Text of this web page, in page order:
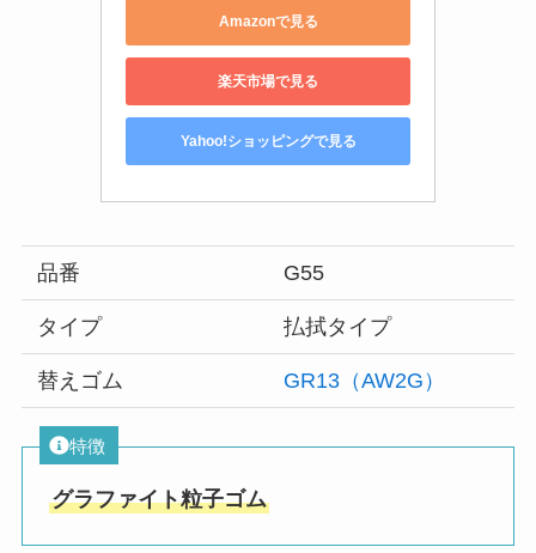
Amazonで見る
楽天市場で見る
Yahoo!ショッピングで見る
品番 G55
タイプ 払拭タイプ
替えゴム GR13（AW2G）
特徴
グラファイト粒子ゴム